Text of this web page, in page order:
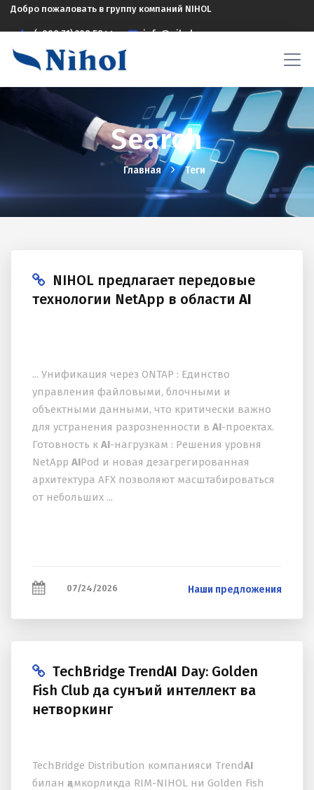
Добро пожаловать в группу компаний NIHOL
(+998 71) 208 5844 info@nihol.uz
Search
Главная Теги
NIHOL предлагает передовые
технологии NetApp в областиAI
... Унификация через ONTAP : Единство
управления файловыми, блочными и
объектными данными, что критически важно
для устранения разрозненности в AI-проектах.
Готовность к AI-нагрузкам : Решения уровня
NetApp AIPod и новая дезагрегированная
архитектура AFX позволяют масштабироваться
от небольших ...
07/24/2026 Наши предложения
TechBridge TrendAI Day: Golden
Fish Club да сунъий интеллект ва
нетворкинг
TechBridge Distribution компанияси TrendAI
билан ҳамкорликда RIM-NIHOL ни Golden Fish